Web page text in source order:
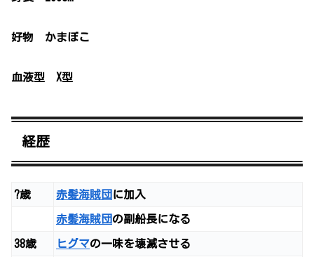
好物 かまぼこ
血液型 X型
経歴
?歳 赤髪海賊団 に加入
赤髪海賊団の副船長になる
38歳 ヒグマの一味を壊滅させる